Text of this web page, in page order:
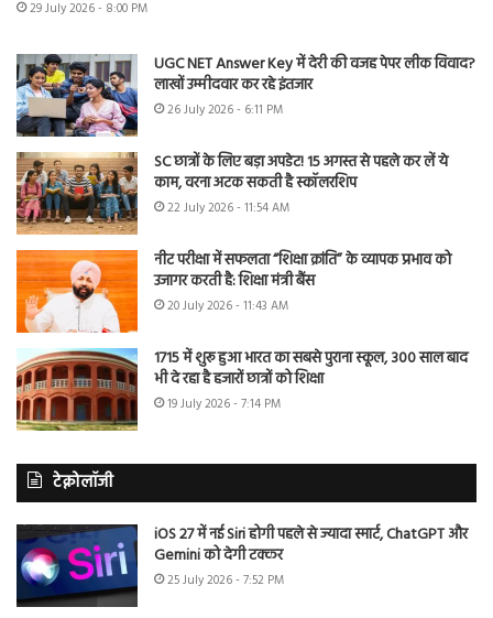
29 July 2026 - 8:00 PM
UGC NET Answer Key में देरी की वजह पेपर लीक विवाद?
लाखों उम्मीदवार कर रहे इंतजार
26 July 2026 - 6:11 PM
SC छात्रों के लिए बड़ा अपडेट! 15 अगस्त से पहले कर लें ये
काम, वरना अटक सकती है स्कॉलरशिप
22 July 2026 - 11:54 AM
नीट परीक्षा में सफलता “शिक्षा क्रांति” के व्यापक प्रभाव को
उजागर करती है: शिक्षा मंत्री बैंस
20 July 2026 - 11:43 AM
1715 में शुरू हुआ भारत का सबसे पुराना स्कूल, 300 साल बाद
भी दे रहा है हजारों छात्रों को शिक्षा
19 July 2026 - 7:14 PM
टेक्नोलॉजी
iOS 27 में नई Siri होगी पहले से ज्यादा स्मार्ट, ChatGPT और
Gemini को देगी टक्कर
25 July 2026 - 7:52 PM